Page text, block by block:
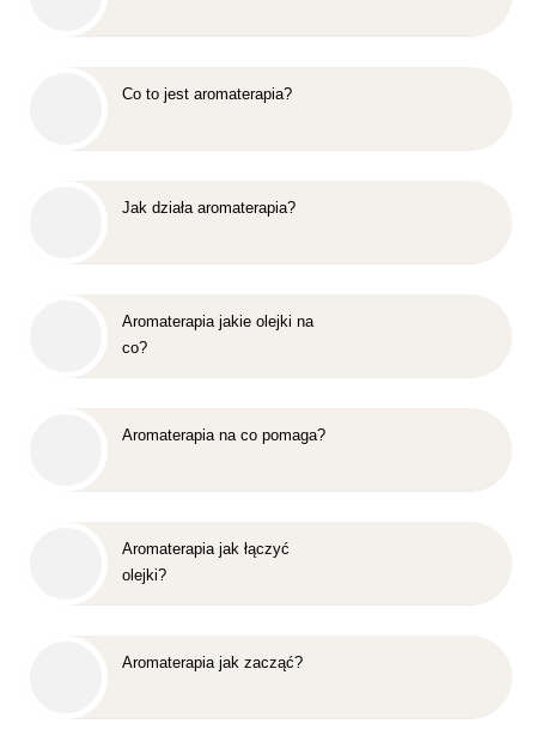
Co to jest aromaterapia?
Jak działa aromaterapia?
Aromaterapia jakie olejki na
co?
Aromaterapia na co pomaga?
Aromaterapia jak łączyć
olejki?
Aromaterapia jak zacząć?